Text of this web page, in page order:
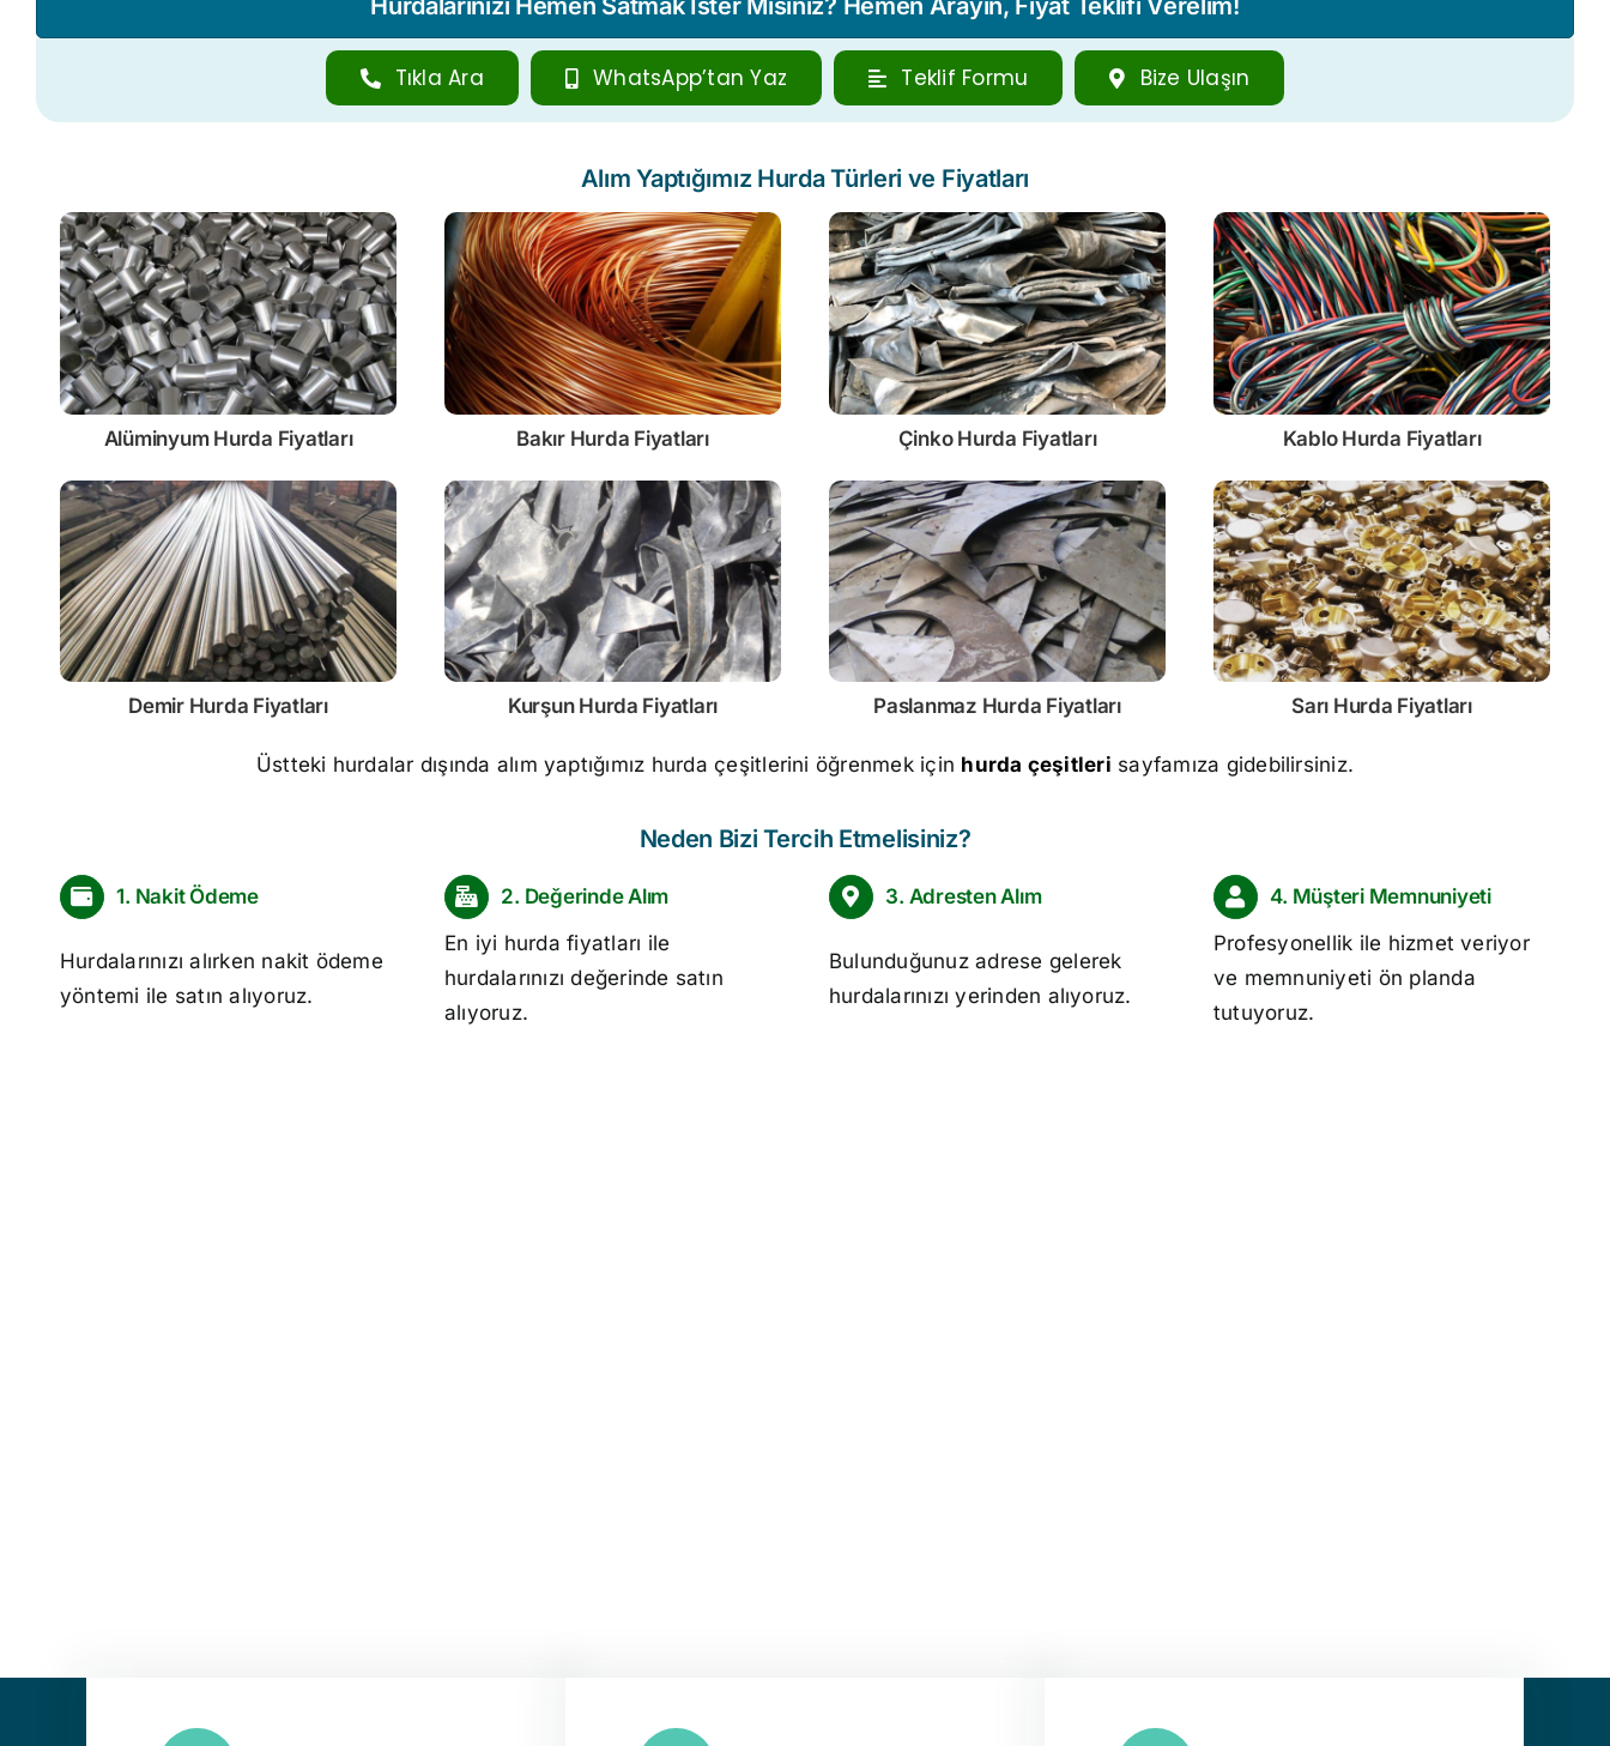
Hurdalarınızı Hemen Satmak İster Misiniz? Hemen Arayın, Fiyat Teklifi Verelim!
Tıkla Ara WhatsApp’tan Yaz Teklif Formu Bize Ulaşın
Alım Yaptığımız Hurda Türleri ve Fiyatları
Alüminyum Hurda Fiyatları Bakır Hurda Fiyatları Çinko Hurda Fiyatları Kablo Hurda Fiyatları
Demir Hurda Fiyatları Kurşun Hurda Fiyatları Paslanmaz Hurda Fiyatları Sarı Hurda Fiyatları
Üstteki hurdalar dışında alım yaptığımız hurda çeşitlerini öğrenmek için hurda çeşitleri sayfamıza gidebilirsiniz.
Neden Bizi Tercih Etmelisiniz?
1. Nakit Ödeme
Hurdalarınızı alırken nakit ödeme
yöntemi ile satın alıyoruz.
2. Değerinde Alım
En iyi hurda fiyatları ile
hurdalarınızı değerinde satın
alıyoruz.
3. Adresten Alım
Bulunduğunuz adrese gelerek
hurdalarınızı yerinden alıyoruz.
4. Müşteri Memnuniyeti
Profesyonellik ile hizmet veriyor
ve memnuniyeti ön planda
tutuyoruz.